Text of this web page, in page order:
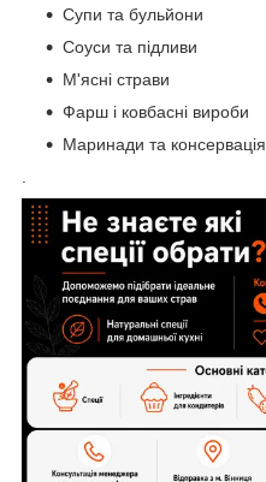
Супи та бульйони
Соуси та підливи
М'ясні страви
Фарш і ковбасні вироби
Маринади та консервація